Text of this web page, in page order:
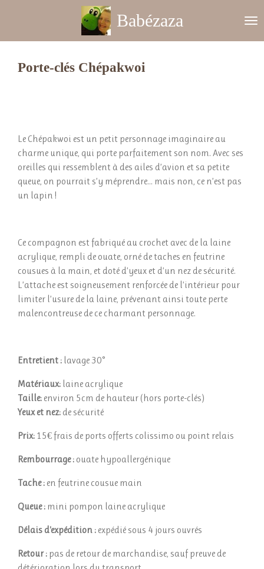
contenu
Babézaza
Porte-clés Chépakwoi
Le Chépakwoi est un petit personnage imaginaire au
charme unique, qui porte parfaitement son nom. Avec ses
oreilles qui ressemblent à des ailes d’avion et sa petite
queue, on pourrait s’y méprendre... mais non, ce n’est pas
un lapin !
Ce compagnon est fabriqué au crochet avec de la laine
acrylique, rempli de ouate, orné de taches en feutrine
cousues à la main, et doté d’yeux et d’un nez de sécurité.
L’attache est soigneusement renforcée de l’intérieur pour
limiter l’usure de la laine, prévenant ainsi toute perte
malencontreuse de ce charmant personnage.
Entretient : lavage 30°
Matériaux: laine acrylique
Taille: environ 5cm de hauteur (hors porte-clés)
Yeux et nez: de sécurité
Prix: 15€ frais de ports offerts colissimo ou point relais
Rembourrage : ouate hypoallergénique
Tache : en feutrine cousue main
Queue : mini pompon laine acrylique
Délais d'expédition : expédié sous 4 jours ouvrés
Retour : pas de retour de marchandise, sauf preuve de